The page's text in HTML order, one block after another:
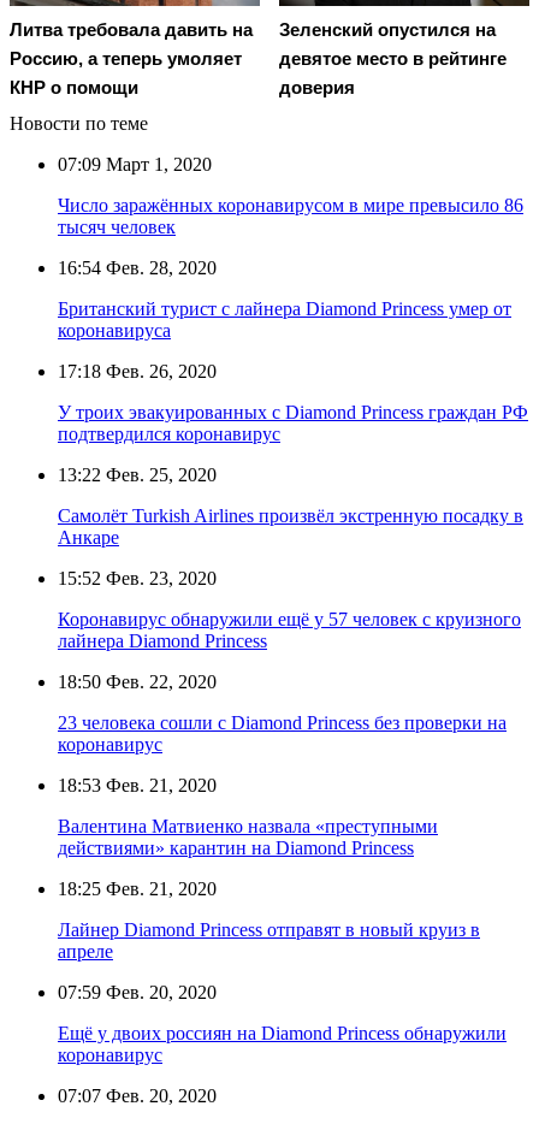
Литва требовала давить на
Россию, а теперь умоляет
КНР о помощи
Зеленский опустился на
девятое место в рейтинге
доверия
Новости по теме
07:09 Март 1, 2020
Число заражённых коронавирусом в мире превысило 86
тысяч человек
16:54 Фев. 28, 2020
Британский турист с лайнера Diamond Princess умер от
коронавируса
17:18 Фев. 26, 2020
У троих эвакуированных с Diamond Princess граждан РФ
подтвердился коронавирус
13:22 Фев. 25, 2020
Самолёт Turkish Airlines произвёл экстренную посадку в
Анкаре
15:52 Фев. 23, 2020
Коронавирус обнаружили ещё у 57 человек с круизного
лайнера Diamond Princess
18:50 Фев. 22, 2020
23 человека сошли с Diamond Princess без проверки на
коронавирус
18:53 Фев. 21, 2020
Валентина Матвиенко назвала «преступными
действиями» карантин на Diamond Princess
18:25 Фев. 21, 2020
Лайнер Diamond Princess отправят в новый круиз в
апреле
07:59 Фев. 20, 2020
Ещё у двоих россиян на Diamond Princess обнаружили
коронавирус
07:07 Фев. 20, 2020